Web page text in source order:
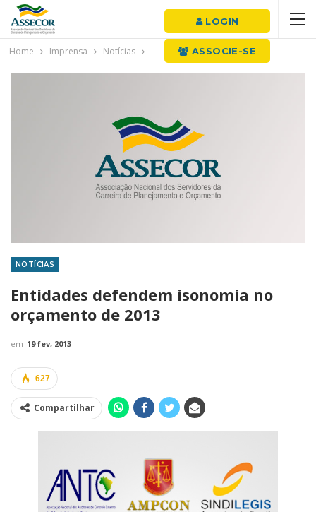
LOGIN
ASSOCIE-SE
Home Imprensa Notícias
NOTÍCIAS
Entidades defendem isonomia no
orçamento de 2013
em 19 fev, 2013
627
Compartilhar